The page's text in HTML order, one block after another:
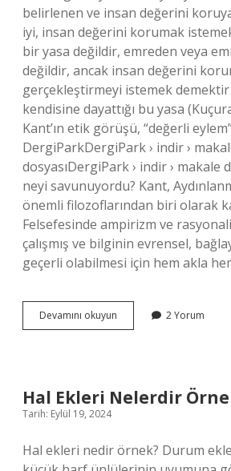
belirlenen ve insan değerini
iyi, insan değerini korumak
bir yasa değildir, emreden veya
değildir, ancak insan değerini
gerçekleştirmeyi istemek
kendisine dayattığı bu yasa
Kant’ın etik görüşü, “değerli eylem”
DergiParkDergiPark › indir ›
dosyasıDergiPark › indir › makale
neyi savunuyordu? Kant,
önemli filozoflarından biri olarak
Felsefesinde ampirizm ve
çalışmış ve bilginin evrensel,
geçerli olabilmesi için hem akla
Devamını okuyun
Göre
Nedir
2 Yorum
Hal Ekleri Nelerdir
Tarih: Eylül 19, 2024
Hal ekleri nedir örnek? Durum